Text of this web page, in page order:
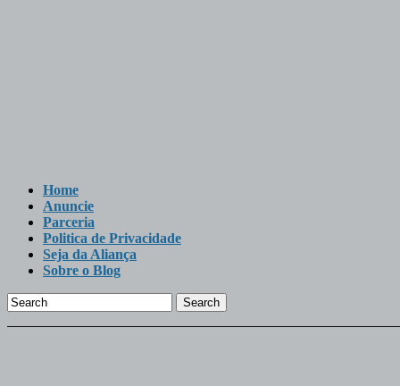
Home
Anuncie
Parceria
Politica de Privacidade
Seja da Aliança
Sobre o Blog
Search